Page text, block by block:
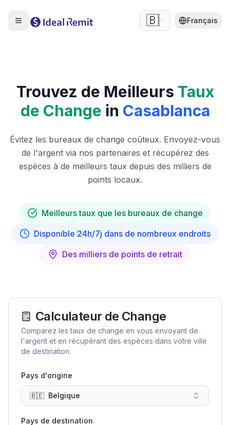
🇧🇪 Français
Trouvez de Meilleurs Taux
de Change in Casablanca
Évitez les bureaux de change coûteux. Envoyez-vous
de l'argent via nos partenaires et récupérez des
espèces à de meilleurs taux depuis des milliers de
points locaux.
Meilleurs taux que les bureaux de change
Disponible 24h/7j dans de nombreux endroits
Des milliers de points de retrait
Calculateur de Change
Comparez les taux de change en vous envoyant de
l'argent et en récupérant des espèces dans votre ville
de destination.
Pays d'origine
🇧🇪 Belgique
Pays de destination